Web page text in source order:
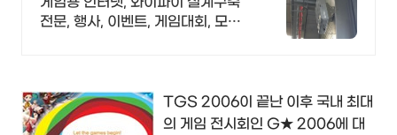
전문, 행사, 이벤트, 게임대회, 모바
TGS 2006이 끝난 이후 국내 최대
의 게임 전시회인 G★ 2006에 대